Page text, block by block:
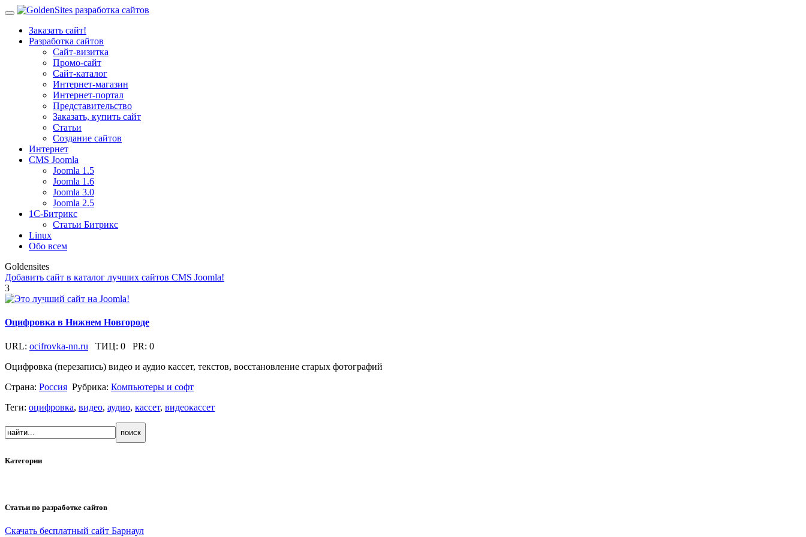
Заказать сайт!
Разработка сайтов
Сайт-визитка
Промо-сайт
Сайт-каталог
Интернет-магазин
Интернет-портал
Представительство
Заказать, купить сайт
Статьи
Создание сайтов
Интернет
CMS Joomla
Joomla 1.5
Joomla 1.6
Joomla 3.0
Joomla 2.5
1С-Битрикс
Статьи Битрикс
Linux
Обо всем
Goldensites
Добавить сайт в каталог лучших сайтов CMS Joomla!
3
Оцифровка в Нижнем Новгороде
URL: ocifrovka-nn.ru ТИЦ: 0 PR: 0
Оцифровка (перезапись) видео и аудио кассет, текстов, восстановление старых фотографий
Страна: Россия Рубрика: Компьютеры и софт
Теги: оцифровка, видео, аудио, кассет, видеокассет
Категории
Статьи по разработке сайтов
Скачать бесплатный сайт Барнаул